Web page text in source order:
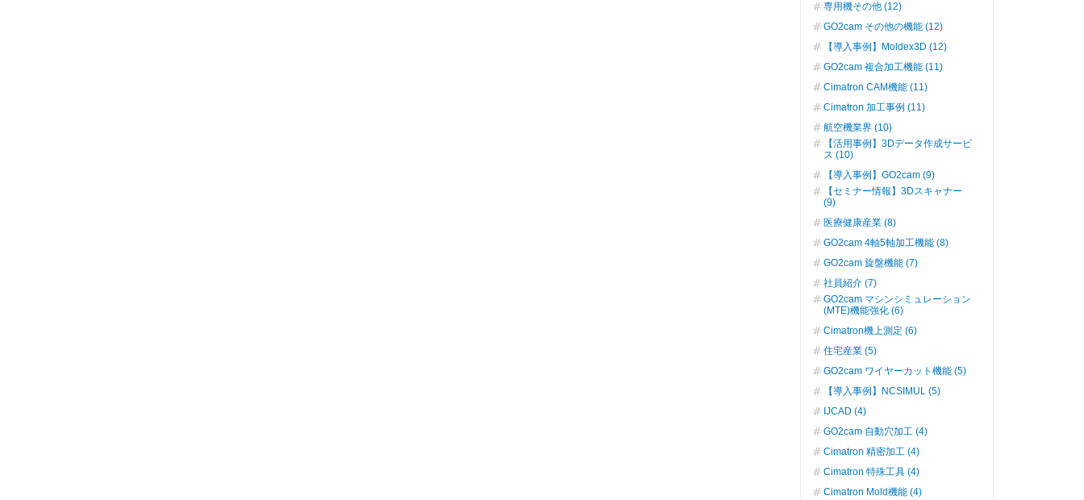
専用機その他 (12)
GO2cam その他の機能 (12)
【導入事例】Moldex3D (12)
GO2cam 複合加工機能 (11)
Cimatron CAM機能 (11)
Cimatron 加工事例 (11)
航空機業界 (10)
【活用事例】3Dデータ作成サービ
ス (10)
【導入事例】GO2cam (9)
【セミナー情報】3Dスキャナー
(9)
医療健康産業 (8)
GO2cam 4軸5軸加工機能 (8)
GO2cam 旋盤機能 (7)
社員紹介 (7)
GO2cam マシンシミュレーション
(MTE)機能強化 (6)
Cimatron機上測定 (6)
住宅産業 (5)
GO2cam ワイヤーカット機能 (5)
【導入事例】NCSIMUL (5)
IJCAD (4)
GO2cam 自動穴加工 (4)
Cimatron 精密加工 (4)
Cimatron 特殊工具 (4)
Cimatron Mold機能 (4)